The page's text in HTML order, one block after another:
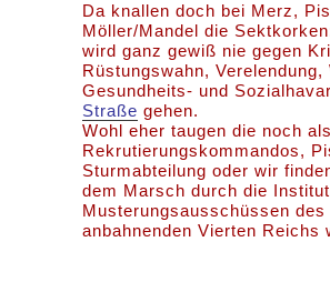
Da knallen doch bei Merz,
Möller/Mandel die
wird ganz gewiß nie gegen
Rüstungswahn,
Gesundheits- und
Straße gehen.
Wohl eher taugen die noch als
Rekrutierungskommandos,
Sturmabteilung oder wir
dem Marsch durch die
Musterungsausschüssen des
anbahnenden Vierten Reichs